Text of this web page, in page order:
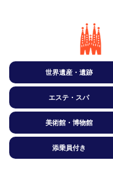
世界遺産・遺跡
エステ・スパ
美術館・博物館
添乗員付き